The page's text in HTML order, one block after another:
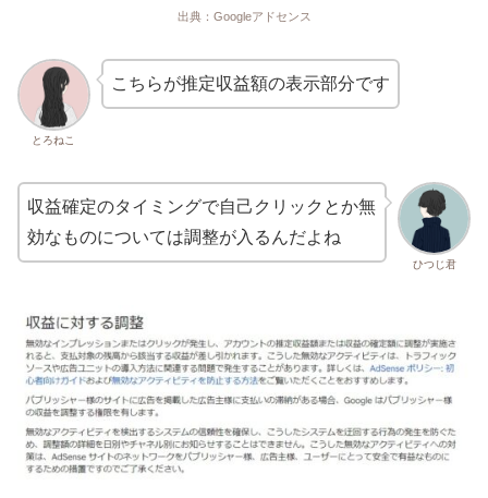
出典：Googleアドセンス
とろねこ
こちらが推定収益額の表示部分です
ひつじ君
収益確定のタイミングで自己クリックとか無
効なものについては調整が入るんだよね